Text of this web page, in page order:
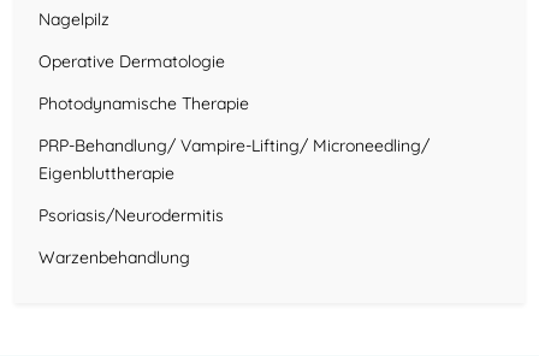
Nagelpilz
Operative Dermatologie
Photodynamische Therapie
PRP-Behandlung/ Vampire-Lifting/ Microneedling/
Eigenbluttherapie
Psoriasis/Neurodermitis
Warzenbehandlung